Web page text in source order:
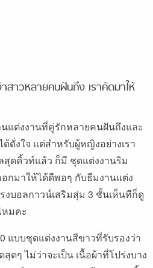
สาวหลายคนฝันถึง เราคัดมาให้
นแต่งงานที่คู่รักหลายคนฝันถึงและ
ดั่งใจ แต่สำหรับผู้หญิงอย่างเรา
สุดคิ้วท์แล้ว ก็มี ชุดแต่งงานริม
กมาให้ได้ดีพอๆ กับธีมงานแต่ง
งบอลกาวน์เสริมสุ่ม 3 ชั้นเห็นทีก็ดู
หมคะ
แบบชุดแต่งงานสีขาวที่รับรองว่า
ดๆ ไม่ว่าจะเป็น เนื้อผ้าที่โปร่งบาง